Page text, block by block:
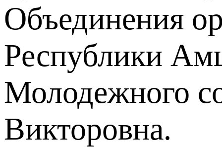
Объединения
Республики
Молодежного
Викторовна.